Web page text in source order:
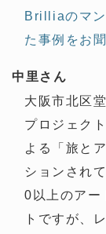
Brilliaのマ
た事例をお
中里さん
大阪市北区
プロジェク
よる「旅と
ションされ
0以上のアー
トですが、